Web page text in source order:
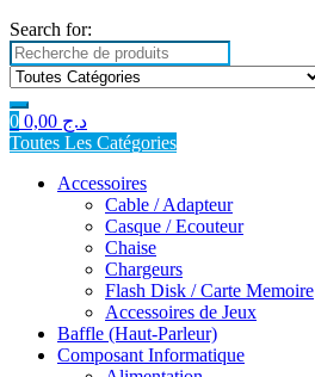
Search for:
0 د.ج
Toutes Les Catégories
Accessoires
Cable / Adapteur
Casque / Ecouteur
Chaise
Chargeurs
Flash Disk / Carte Memoire
Accessoires de Jeux
Baffle (Haut-Parleur)
Composant Informatique